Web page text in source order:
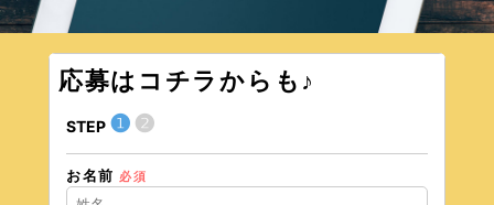
応募はコチラからも♪
STEP ❶❷
お名前 必須